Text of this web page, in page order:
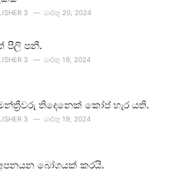
3 මාර්තු 20, 2024
පීලි පනී.
3 මාර්තු 19, 2024
තිදෙනෙක් කෝප් හැර යති.
3 මාර්තු 19, 2024
බෝගයක් කරයි.